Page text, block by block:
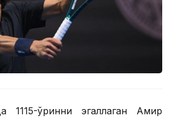
1115-ўринни эгаллаган Амир